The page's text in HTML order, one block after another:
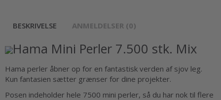
BESKRIVELSE ANMELDELSER (0)
Hama Mini Perler 7.500 stk. Mix
Hama perler åbner op for en fantastisk verden af sjov leg.
Kun fantasien sætter grænser for dine projekter.
Posen indeholder hele 7500 mini perler, så du har nok til flere